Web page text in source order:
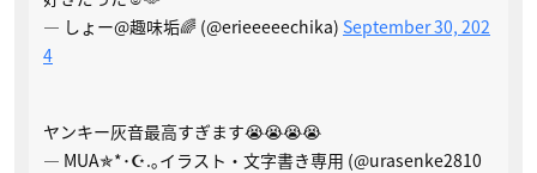
— しょー@趣味垢🌈 (@erieeeeechika) September 30, 202
4
ヤンキー灰音最高すぎます😭😭😭😭
— MUA✯*･☪.｡イラスト・文字書き専用 (@urasenke2810